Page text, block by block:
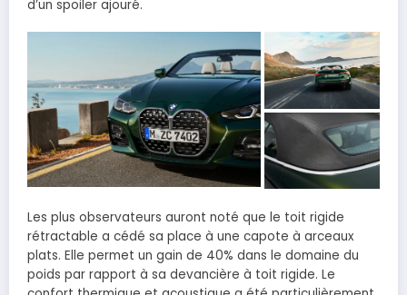
d’un spoiler ajouré.
Les plus observateurs auront noté que le toit rigide
rétractable a cédé sa place à une capote à arceaux
plats. Elle permet un gain de 40% dans le domaine du
poids par rapport à sa devancière à toit rigide. Le